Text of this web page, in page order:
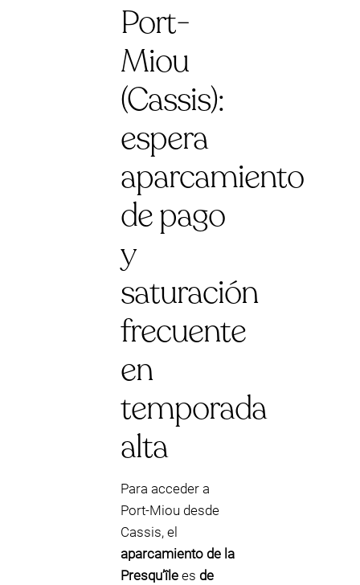
Port-
Miou
(Cassis):
espera
aparcamiento
de pago
y
saturación
frecuente
en
temporada
alta
Para acceder a
Port-Miou desde
Cassis, el
aparcamiento de la
Presqu’île es de